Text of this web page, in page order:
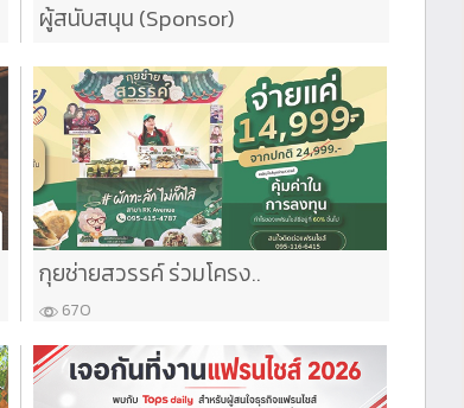
ผู้สนับสนุน (Sponsor)
กุยช่ายสวรรค์ ร่วมโครง..
670